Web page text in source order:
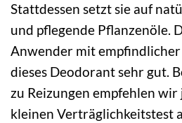
Stattdessen setzt sie auf
und pflegende Pflanzenöle.
Anwender mit
dieses Deodorant sehr gut.
zu Reizungen empfehlen
kleinen Verträglichkeitstest